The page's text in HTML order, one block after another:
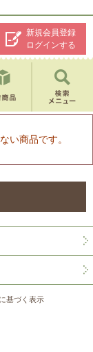
新規会員登録
ログインする
い商品です。
基づく表示